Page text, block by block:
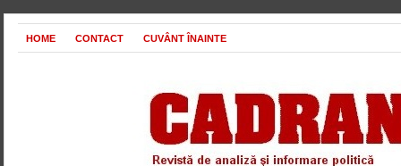
HOME CONTACT CUVÂNT ÎNAINTE